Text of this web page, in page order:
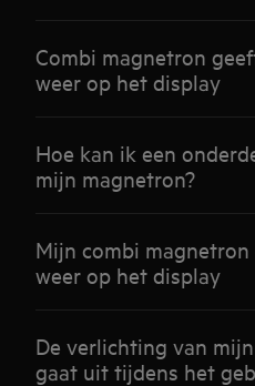
Combi magnetron
weer op het display
Hoe kan ik een
mijn magnetron?
Mijn combi magnetron
weer op het display
De verlichting van
gaat uit tijdens het